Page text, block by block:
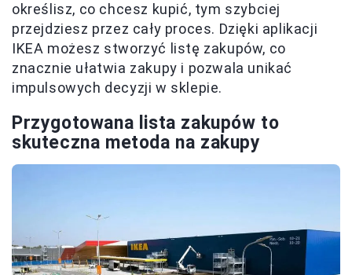
określisz, co chcesz kupić, tym szybciej
przejdziesz przez cały proces. Dzięki aplikacji
IKEA możesz stworzyć listę zakupów, co
znacznie ułatwia zakupy i pozwala unikać
impulsowych decyzji w sklepie.
Przygotowana lista zakupów to
skuteczna metoda na zakupy